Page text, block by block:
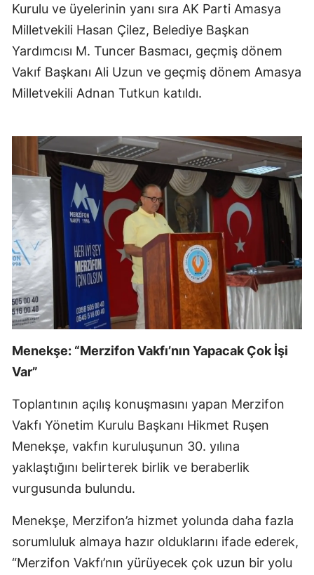
Kurulu ve üyelerinin yanı sıra AK Parti Amasya
Milletvekili Hasan Çilez, Belediye Başkan
Yardımcısı M. Tuncer Basmacı, geçmiş dönem
Vakıf Başkanı Ali Uzun ve geçmiş dönem Amasya
Milletvekili Adnan Tutkun katıldı.
Menekşe: “Merzifon Vakfı’nın Yapacak Çok İşi
Var”
Toplantının açılış konuşmasını yapan Merzifon
Vakfı Yönetim Kurulu Başkanı Hikmet Ruşen
Menekşe, vakfın kuruluşunun 30. yılına
yaklaştığını belirterek birlik ve beraberlik
vurgusunda bulundu.
Menekşe, Merzifon’a hizmet yolunda daha fazla
sorumluluk almaya hazır olduklarını ifade ederek,
“Merzifon Vakfı’nın yürüyecek çok uzun bir yolu